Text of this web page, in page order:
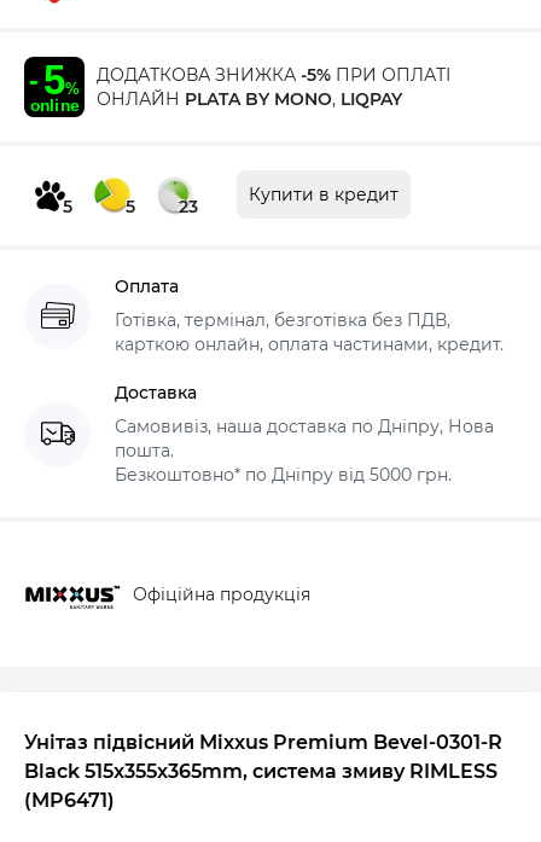
ДОДАТКОВА ЗНИЖКА -5% ПРИ ОПЛАТІ
ОНЛАЙН PLATA BY MONO, LIQPAY
5 5 23
Купити в кредит
Оплата
Готівка, термінал, безготівка без ПДВ,
карткою онлайн, оплата частинами, кредит.
Доставка
Самовивіз, наша доставка по Дніпру, Нова
пошта.
Безкоштовно* по Дніпру від 5000 грн.
Офіційна продукція
Унітаз підвісний Mixxus Premium Bevel-0301-R
Black 515x355x365mm, система змиву RIMLESS
(MP6471)